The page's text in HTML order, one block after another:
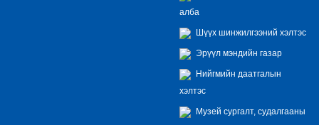
алба
Шүүх шинжилгээний хэлтэс
Эрүүл мэндийн газар
Нийгмийн даатгалын
хэлтэс
Музей сургалт, судалгааны